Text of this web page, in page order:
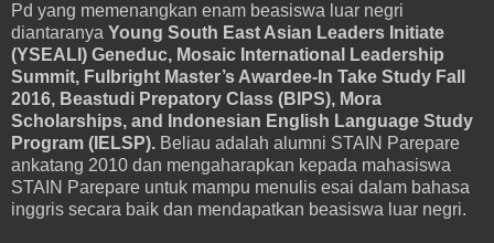
Pd yang memenangkan enam beasiswa luar negri
diantaranya Young South East Asian Leaders Initiate
(YSEALI) Geneduc, Mosaic International Leadership
Summit, Fulbright Master’s Awardee-In Take Study Fall
2016, Beastudi Prepatory Class (BIPS), Mora
Scholarships, and Indonesian English Language Study
Program (IELSP). Beliau adalah alumni STAIN Parepare
ankatang 2010 dan mengaharapkan kepada mahasiswa
STAIN Parepare untuk mampu menulis esai dalam bahasa
inggris secara baik dan mendapatkan beasiswa luar negri.